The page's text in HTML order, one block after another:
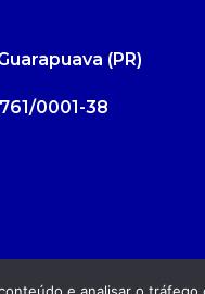
(PR)
0001-38